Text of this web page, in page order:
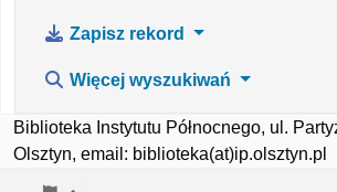
Zapisz rekord
Więcej wyszukiwań
Biblioteka Instytutu Północnego, ul.
Olsztyn, email: biblioteka(at)ip.olsztyn.pl